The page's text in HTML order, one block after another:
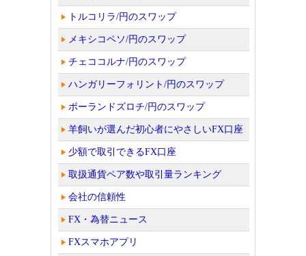
トルコリラ/円のスワップ
メキシコペソ/円のスワップ
チェココルナ/円のスワップ
ハンガリーフォリント/円のスワップ
ポーランドズロチ/円のスワップ
羊飼いが選んだ初心者にやさしいFX口座
少額で取引できるFX口座
取扱通貨ペア数や取引量ランキング
会社の信頼性
FX・為替ニュース
FXスマホアプリ